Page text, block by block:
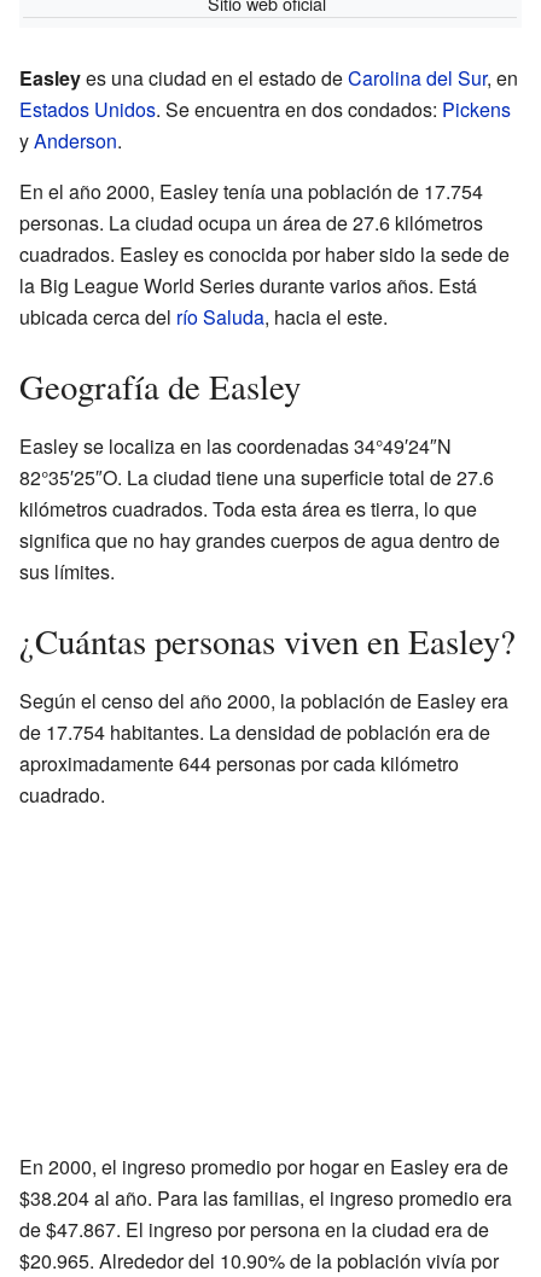
Easleyes una ciudad en el estado deCarolina del Sur, en
Estados Unidos. Se encuentra en dos condados: Pickens
yAnderson.
En el año 2000, Easley tenía una población de 17.754
personas. La ciudad ocupa un área de 27.6 kilómetros
cuadrados. Easley es conocida por haber sido la sede de
la Big League World Series durante varios años. Está
ubicada cerca del río Saluda, hacia el este.
Geografía de Easley
Easley se localiza en las coordenadas 34°49′24″N
82°35′25″O. La ciudad tiene una superficie total de 27.6
kilómetros cuadrados. Toda esta área es tierra, lo que
significa que no hay grandes cuerpos de agua dentro de
sus límites.
¿Cuántas personas viven en Easley?
Según el censo del año 2000, la población de Easley era
de 17.754 habitantes. La densidad de población era de
aproximadamente 644 personas por cada kilómetro
cuadrado.
En 2000, el ingreso promedio por hogar en Easley era de
$38.204 al año. Para las familias, el ingreso promedio era
de $47.867. El ingreso por persona en la ciudad era de
$20.965. Alrededor del 10.90% de la población vivía por